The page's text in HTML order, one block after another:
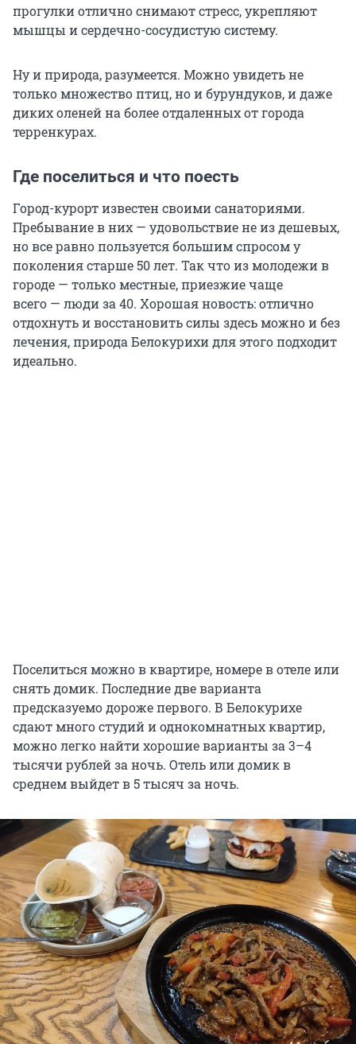
прогулки отлично снимают стресс, укрепляют
мышцы и сердечно-сосудистую систему.
Ну и природа, разумеется. Можно увидеть не
только множество птиц, но и бурундуков, и даже
диких оленей на более отдаленных от города
терренкурах.
Где поселиться и что поесть
Город-курорт известен своими санаториями.
Пребывание в них — удовольствие не из дешевых,
но все равно пользуется большим спросом у
поколения старше 50 лет. Так что из молодежи в
городе — только местные, приезжие чаще
всего — люди за 40. Хорошая новость: отлично
отдохнуть и восстановить силы здесь можно и без
лечения, природа Белокурихи для этого подходит
идеально.
Поселиться можно в квартире, номере в отеле или
снять домик. Последние две варианта
предсказуемо дороже первого. В Белокурихе
сдают много студий и однокомнатных квартир,
можно легко найти хорошие варианты за 3–4
тысячи рублей за ночь. Отель или домик в
среднем выйдет в 5 тысяч за ночь.